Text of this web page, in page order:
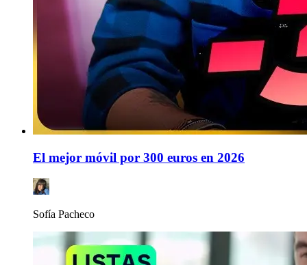
El mejor móvil por 300 euros en 2026
Sofía Pacheco